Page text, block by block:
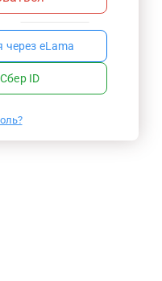
через eLama
ID